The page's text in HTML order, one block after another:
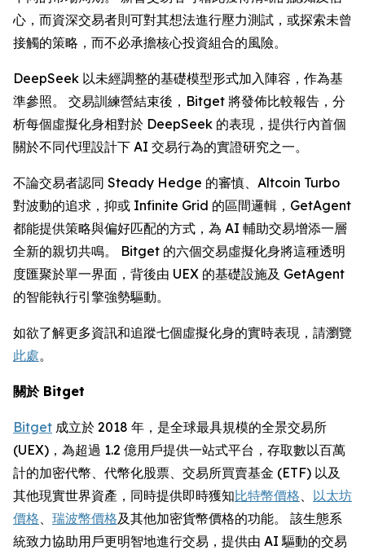
心，而資深交易者則可對其想法進行壓力測試，或探索未曾
接觸的策略，而不必承擔核心投資組合的風險。
DeepSeek 以未經調整的基礎模型形式加入陣容，作為基
準參照。 交易訓練營結束後，Bitget 將發佈比較報告，分
析每個虛擬化身相對於 DeepSeek 的表現，提供行內首個
關於不同代理設計下 AI 交易行為的實證研究之一。
不論交易者認同 Steady Hedge 的審慎、Altcoin Turbo
對波動的追求，抑或 Infinite Grid 的區間邏輯，GetAgent
都能提供策略與偏好匹配的方式，為 AI 輔助交易增添一層
全新的親切共鳴。 Bitget 的六個交易虛擬化身將這種透明
度匯聚於單一界面，背後由 UEX 的基礎設施及 GetAgent
的智能執行引擎強勢驅動。
如欲了解更多資訊和追蹤七個虛擬化身的實時表現，請瀏覽
此處。
關於 Bitget
Bitget 成立於 2018 年，是全球最具規模的全景交易所
(UEX)，為超過 1.2 億用戶提供一站式平台，存取數以百萬
計的加密代幣、代幣化股票、交易所買賣基金 (ETF) 以及
其他現實世界資產，同時提供即時獲知比特幣價格
以太坊
價格
瑞波幣價格及其他加密貨幣價格的功能。 該生態系
統致力協助用戶更明智地進行交易，提供由 AI 驅動的交易